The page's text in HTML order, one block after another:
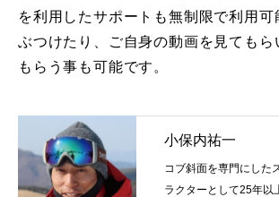
お申し込みについて
動画で学ぶ
レッスン動画一覧
コブ斜面の滑り方解説動画
を利用したサポートも無制限で利用可
ぶつけたり、ご自身の動画を見てもら
もらう事も可能です。
小保内祐一
コブ斜面を専門にした
ラクターとして25年以